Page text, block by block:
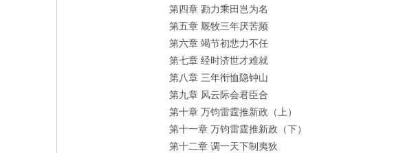
第四章 勠力乘田岂为名
第五章 厩牧三年厌苦频
第六章 竭节初悲力不任
第七章 经时济世才难就
第八章 三年衔恤隐钟山
第九章 风云际会君臣合
第十章 万钧雷霆推新政（上）
第十一章 万钧雷霆推新政（下）
第十二章 调一天下制夷狄